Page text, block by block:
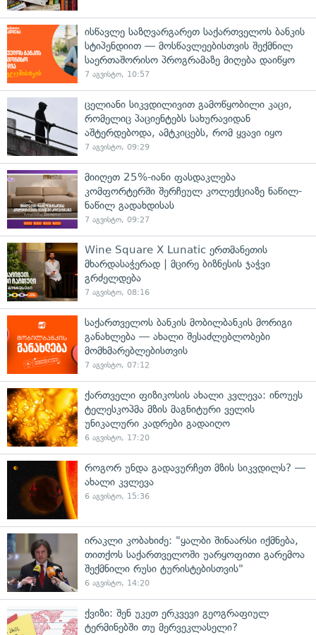
ისწავლე საზღვარგარეთ საქართველოს ბანკის
სტიპენდიით — მოსწავლეებისთვის შექმნილ
საერთაშორისო პროგრამაზე მიღება დაიწყო
7 აგვისტო, 10:57
ცელიანი სიკვდილივით გამოწყობილი კაცი,
რომელიც პაციენტებს სახურავიდან
აშტერდებოდა, ამტკიცებს, რომ ყვავი იყო
7 აგვისტო, 09:29
მიიღეთ 25%-იანი ფასდაკლება
კომფორტერში შერჩეულ კოლექციაზე ნაწილ-
ნაწილ გადახდისას
7 აგვისტო, 09:27
Wine Square X Lunatic ერთმანეთის
მხარდასაჭერად | მცირე ბიზნესის ჯაჭვი
გრძელდება
7 აგვისტო, 08:16
საქართველოს ბანკის მობილბანკის მორიგი
განახლება — ახალი შესაძლებლობები
მომხმარებლებისთვის
7 აგვისტო, 07:12
ქართველი ფიზიკოსის ახალი კვლევა: ინოუეს
ტელესკოპმა მზის მაგნიტური ველის
უნიკალური კადრები გადაიღო
6 აგვისტო, 17:20
როგორ უნდა გადავურჩეთ მზის სიკვდილს? —
ახალი კვლევა
6 აგვისტო, 15:36
ირაკლი კობახიძე: "ყალბი შინაარსი იქმნება,
თითქოს საქართველოში უარყოფითი გარემოა
შექმნილი რუსი ტურისტებისთვის"
6 აგვისტო, 14:20
ქვიზი: შენ უკეთ ერკვევი გეოგრაფიულ
ტერმინებში თუ მერვეკლასელი?